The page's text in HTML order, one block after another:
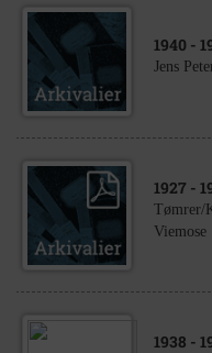
1940 -
Jens
1927 -
Tømrer/
Viemose
1938 -